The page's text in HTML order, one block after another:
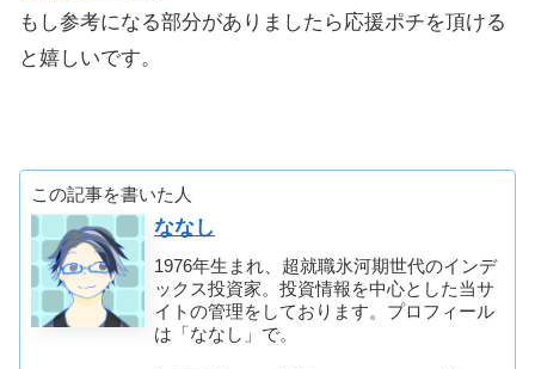
もし参考になる部分がありましたら応援ポチを頂ける
と嬉しいです。
この記事を書いた人
ななし
1976年生まれ、超就職氷河期世代のインデ
ックス投資家。投資情報を中心とした当サ
イトの管理をしております。プロフィール
は「ななし」で。